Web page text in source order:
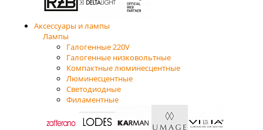
Аксессуары и лампы
Лампы
Галогенные 220V
Галогенные низковольтные
Компактные люминесцентные
Люминесцентные
Светодиодные
Филаментные